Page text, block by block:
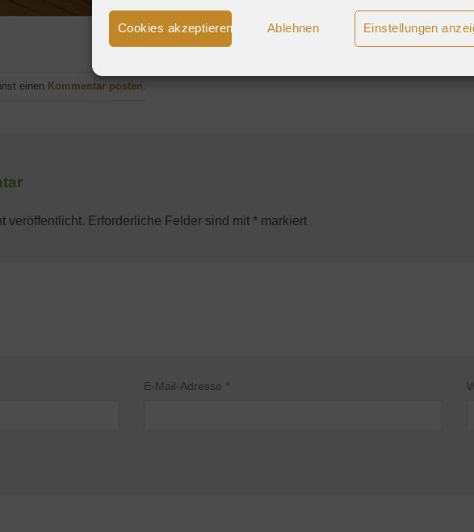
Cookies akzeptieren Ablehnen Einstellungen
einen Kommentar posten
veröffentlicht. Erforderliche Felder sind mit * markiert
E-Mail-Adresse *